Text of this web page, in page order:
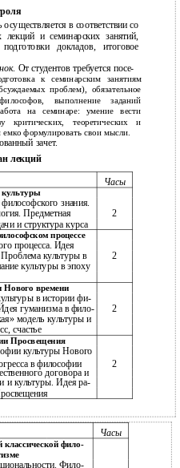
в соответствии со
и семинарских занятий,
докладов, итоговое
. От студентов требуется посе-
к семинарским занятиям
проблем), обязательное
выполнение заданий
на семинаре: умение вести
критических, теоретических и
емко формулировать свои мысли.
зачет.
лекций
Часы
знания.
2
Предметная
и структура курса
процессе
процесса. Идея
культуры в
2
культуры в эпоху
Нового времени
в истории фи-
гуманизма в фило- 2
модель культуры и
счастье
Просвещения
культуры Нового
в философии
2
договора и
и культуры. Идея ра-
Часы
классической фило-
Фило-